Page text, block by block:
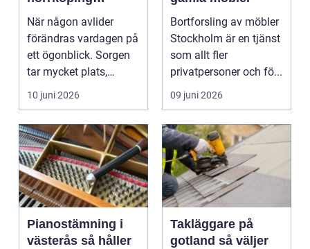
trygghet, stöd och
praktisk hjälp
När någon avlider
förändras vardagen på
ett ögonblick. Sorgen
tar mycket plats,
samtidigt som många
10 juni 2026
Bortforsling av möbler
Stockholm är en tjänst
som allt fler
privatpersoner och fö...
09 juni 2026
Pianostämning i
västerås så håller
Takläggare på
gotland så väljer